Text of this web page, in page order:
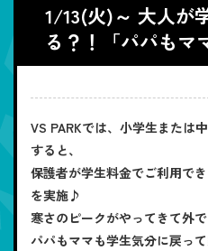
1/13(火)～ 大人が
る？！「パパも
VS PARKでは、小学生または
すると、
保護者が学生料金でご利用で
を実施♪
寒さのピークがやってきて外
パパもママも学生気分に戻っ